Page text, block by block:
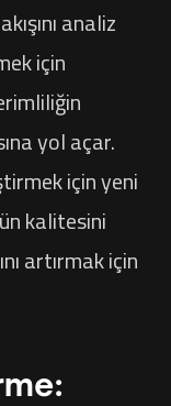
analiz
için
yol açar.
için yeni
kalitesini
artırmak için